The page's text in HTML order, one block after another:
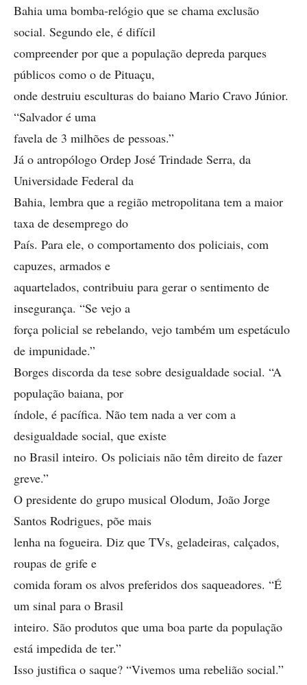
Bahia uma bomba-relógio que se chama exclusão
social. Segundo ele, é difícil
compreender por que a população depreda parques
públicos como o de Pituaçu,
onde destruiu esculturas do baiano Mario Cravo Júnior.
“Salvador é uma
favela de 3 milhões de pessoas.”
Já o antropólogo Ordep José Trindade Serra, da
Universidade Federal da
Bahia, lembra que a região metropolitana tem a maior
taxa de desemprego do
País. Para ele, o comportamento dos policiais, com
capuzes, armados e
aquartelados, contribuiu para gerar o sentimento de
insegurança. “Se vejo a
força policial se rebelando, vejo também um espetáculo
de impunidade.”
Borges discorda da tese sobre desigualdade social. “A
população baiana, por
índole, é pacífica. Não tem nada a ver com a
desigualdade social, que existe
no Brasil inteiro. Os policiais não têm direito de fazer
greve.”
O presidente do grupo musical Olodum, João Jorge
Santos Rodrigues, põe mais
lenha na fogueira. Diz que TVs, geladeiras, calçados,
roupas de grife e
comida foram os alvos preferidos dos saqueadores. “É
um sinal para o Brasil
inteiro. São produtos que uma boa parte da população
está impedida de ter.”
Isso justifica o saque? “Vivemos uma rebelião social.”